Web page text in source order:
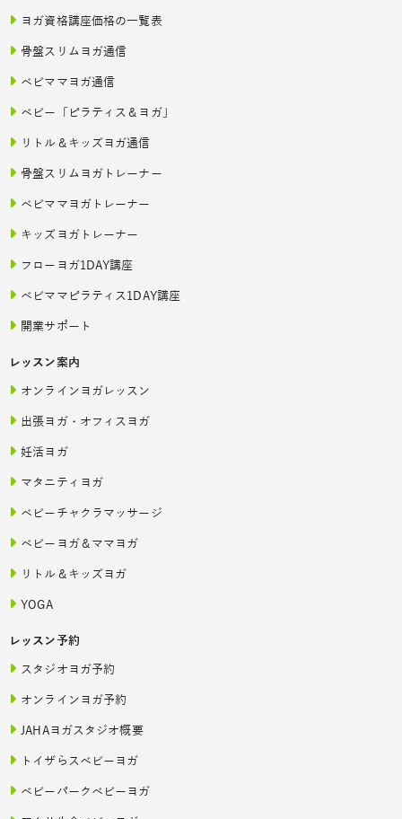
ヨガ資格講座価格の一覧表
骨盤スリムヨガ通信
ベビママヨガ通信
ベビー「ピラティス＆ヨガ」
リトル＆キッズヨガ通信
骨盤スリムヨガトレーナー
ベビママヨガトレーナー
キッズヨガトレーナー
フローヨガ1DAY講座
ベビママピラティス1DAY講座
開業サポート
レッスン案内
オンラインヨガレッスン
出張ヨガ・オフィスヨガ
妊活ヨガ
マタニティヨガ
ベビーチャクラマッサージ
ベビーヨガ＆ママヨガ
リトル＆キッズヨガ
YOGA
レッスン予約
スタジオヨガ予約
オンラインヨガ予約
JAHAヨガスタジオ概要
トイザらスベビーヨガ
ベビーパークベビーヨガ